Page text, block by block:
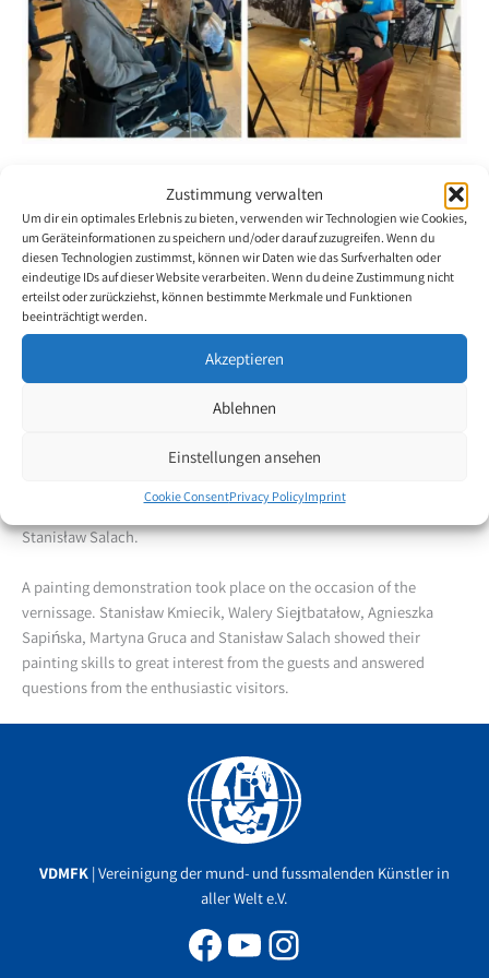
Zustimmung verwalten
Um dir ein optimales Erlebnis zu bieten, verwenden wir Technologien wie Cookies,
um Geräteinformationen zu speichern und/oder darauf zuzugreifen. Wenn du
diesen Technologien zustimmst, können wir Daten wie das Surfverhalten oder
eindeutige IDs auf dieser Website verarbeiten. Wenn du deine Zustimmung nicht
erteilst oder zurückziehst, können bestimmte Merkmale und Funktionen
beeinträchtigt werden.
Akzeptieren
Ablehnen
Einstellungen ansehen
Cookie ConsentPrivacy PolicyImprint
Exhibition in Poland
17. December 2024
On the occasion of a joint exhibition at the Geopedagogical Center
(Geonatura) in Kielce, the Polish Publishing House exhibited 29
pictures by mouth and foot painting artists.
The exhibition opened on September 26, 2024 and runs until
December 30. The exhibition shows a great variety of styles.
The following artists are taking part in the exhibition: full member
scholarship holders Agnieszka Sapińska, Martyna Gruca and
Stanisław Salach.
A painting demonstration took place on the occasion of the
vernissage. Stanisław Kmiecik, Walery Siejtbatałow, Agnieszka
Sapińska, Martyna Gruca and Stanisław Salach showed their
painting skills to great interest from the guests and answered
questions from the enthusiastic visitors.
VDMFK | Vereinigung der mund- und fussmalenden Künstler in
aller Welt e.V.
Facebook
YouTube
Instagram